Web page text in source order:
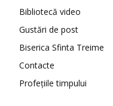
Bibliotecă video
Gustări de post
Biserica Sfinta Treime
Contacte
Profețiile timpului